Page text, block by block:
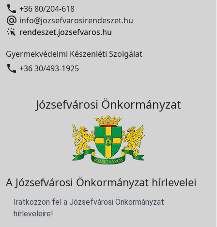
 +36 80/204-618
 info@jozsefvarosirendeszet.hu
rendeszet.jozsefvaros.hu
Gyermekvédelmi Készenléti Szolgálat
 +36 30/493-1925
Józsefvárosi Önkormányzat
A Józsefvárosi Önkormányzat hírlevelei
Iratkozzon fel a Józsefvárosi Önkormányzat
hírleveleire!